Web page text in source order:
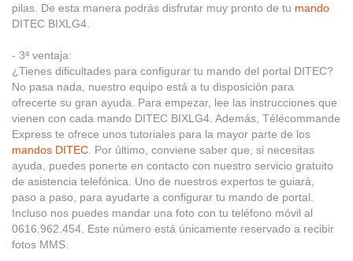
pilas. De esta manera podrás disfrutar muy pronto de tu mando
DITEC BIXLG4.
- 3ª ventaja:
¿Tienes dificultades para configurar tu mando del portal DITEC?
No pasa nada, nuestro equipo está a tu disposición para
ofrecerte su gran ayuda. Para empezar, lee las instrucciones que
vienen con cada mando DITEC BIXLG4. Además, Télécommande
Express te ofrece unos tutoriales para la mayor parte de los
mandos DITEC. Por último, conviene saber que, si necesitas
ayuda, puedes ponerte en contacto con nuestro servicio gratuito
de asistencia telefónica. Uno de nuestros expertos te guiará,
paso a paso, para ayudarte a configurar tu mando de portal.
Incluso nos puedes mandar una foto con tu teléfono móvil al
0616.962.454. Este número está únicamente reservado a recibir
fotos MMS.